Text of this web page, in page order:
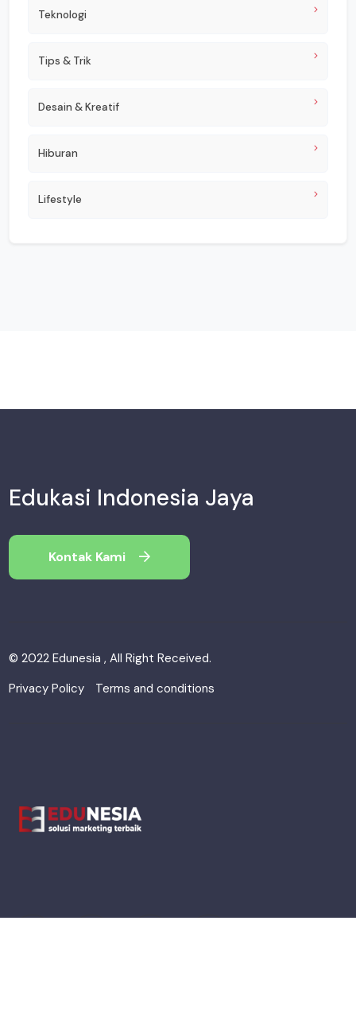
Teknologi
Tips & Trik
Desain & Kreatif
Hiburan
Lifestyle
Edukasi Indonesia Jaya
Kontak Kami
© 2022 Edunesia , All Right Received.
Privacy Policy
Terms and conditions